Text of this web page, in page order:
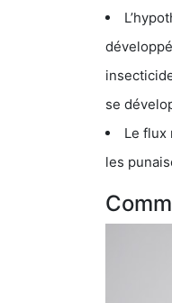
développé
insecticides
se
Le flux
les